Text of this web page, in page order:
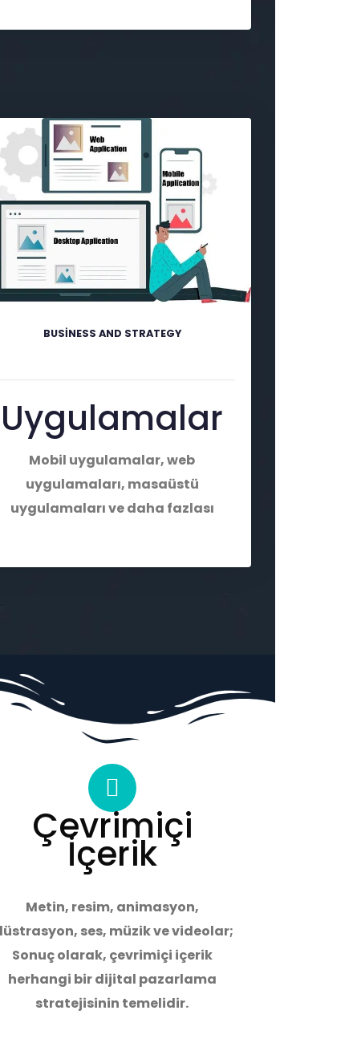
BUSINESS AND STRATEGY
Uygulamalar
Mobil uygulamalar, web
uygulamaları, masaüstü
uygulamaları ve daha fazlası
Çevrimiçi
İçerik
Metin, resim, animasyon,
ses, müzik ve videolar;
Sonuç olarak, çevrimiçi içerik
herhangi bir dijital pazarlama
stratejisinin temelidir.